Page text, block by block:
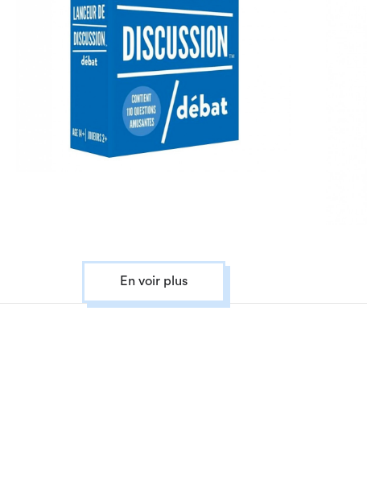
En voir plus